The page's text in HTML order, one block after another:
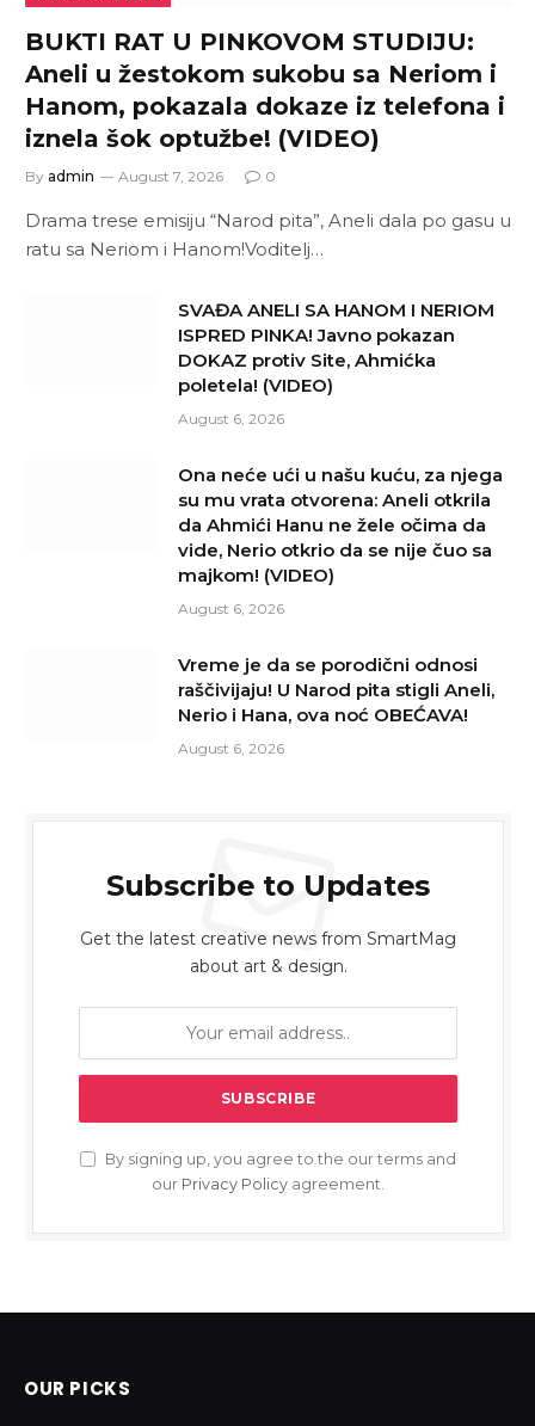
BUKTI RAT U PINKOVOM STUDIJU:
Aneli u žestokom sukobu sa Neriom i
Hanom, pokazala dokaze iz telefona i
iznela šok optužbe! (VIDEO)
By admin August 7, 2026 0
Drama trese emisiju “Narod pita”, Aneli dala po gasu u
ratu sa Neriom i Hanom!Voditelj…
SVAĐA ANELI SA HANOM I NERIOM
ISPRED PINKA! Javno pokazan
DOKAZ protiv Site, Ahmićka
poletela! (VIDEO)
August 6, 2026
Ona neće ući u našu kuću, za njega
su mu vrata otvorena: Aneli otkrila
da Ahmići Hanu ne žele očima da
vide, Nerio otkrio da se nije čuo sa
majkom! (VIDEO)
August 6, 2026
Vreme je da se porodični odnosi
raščivijaju! U Narod pita stigli Aneli,
Nerio i Hana, ova noć OBEĆAVA!
August 6, 2026
Subscribe to Updates
Get the latest creative news from SmartMag
about art & design.
By signing up, you agree to the our terms and
our Privacy Policy agreement.
OUR PICKS